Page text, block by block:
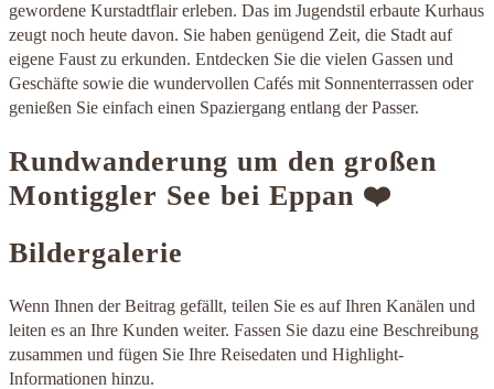
gewordene Kurstadtflair erleben. Das im Jugendstil erbaute Kurhaus
zeugt noch heute davon. Sie haben genügend Zeit, die Stadt auf
eigene Faust zu erkunden. Entdecken Sie die vielen Gassen und
Geschäfte sowie die wundervollen Cafés mit Sonnenterrassen oder
genießen Sie einfach einen Spaziergang entlang der Passer.
Rundwanderung um den großen
Montiggler See bei Eppan ❤️
Bildergalerie
Wenn Ihnen der Beitrag gefällt, teilen Sie es auf Ihren Kanälen und
leiten es an Ihre Kunden weiter. Fassen Sie dazu eine Beschreibung
zusammen und fügen Sie Ihre Reisedaten und Highlight-
Informationen hinzu.